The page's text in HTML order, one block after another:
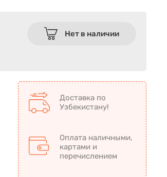
Нет в наличии
Доставка по
Узбекистану!
Оплата наличными,
картами и
перечислением